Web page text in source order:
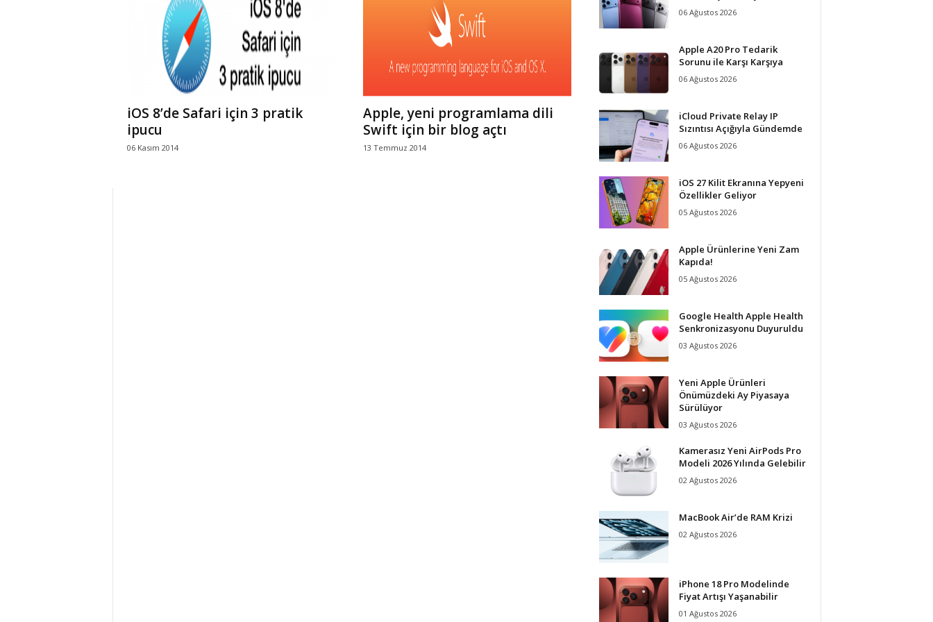
iOS 8’de Safari için 3 pratik
ipucu
06 Kasım 2014
Apple, yeni programlama dili
Swift için bir blog açtı
13 Temmuz 2014
06 Ağustos 2026
Apple A20 Pro Tedarik
Sorunu ile Karşı Karşıya
06 Ağustos 2026
iCloud Private Relay IP
Sızıntısı Açığıyla Gündemde
06 Ağustos 2026
iOS 27 Kilit Ekranına Yepyeni
Özellikler Geliyor
05 Ağustos 2026
Apple Ürünlerine Yeni Zam
Kapıda!
05 Ağustos 2026
Google Health Apple Health
Senkronizasyonu Duyuruldu
03 Ağustos 2026
Yeni Apple Ürünleri
Önümüzdeki Ay Piyasaya
Sürülüyor
03 Ağustos 2026
Kamerasız Yeni AirPods Pro
Modeli 2026 Yılında Gelebilir
02 Ağustos 2026
MacBook Air’de RAM Krizi
02 Ağustos 2026
iPhone 18 Pro Modelinde
Fiyat Artışı Yaşanabilir
01 Ağustos 2026